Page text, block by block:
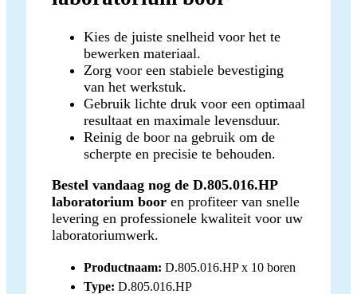
Kies de juiste snelheid voor het te
bewerken materiaal.
Zorg voor een stabiele bevestiging
van het werkstuk.
Gebruik lichte druk voor een optimaal
resultaat en maximale levensduur.
Reinig de boor na gebruik om de
scherpte en precisie te behouden.
Bestel vandaag nog de D.805.016.HP
laboratorium boor en profiteer van snelle
levering en professionele kwaliteit voor uw
laboratoriumwerk.
Productnaam: D.805.016.HP x 10 boren
Type: D.805.016.HP